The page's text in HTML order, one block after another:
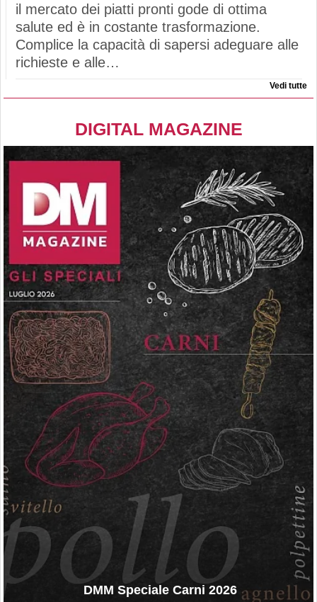
il mercato dei piatti pronti gode di ottima
salute ed è in costante trasformazione.
Complice la capacità di sapersi adeguare alle
richieste e alle…
Vedi tutte
DIGITAL MAGAZINE
DMM Speciale Carni 2026